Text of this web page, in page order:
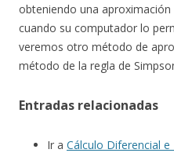
obteniendo una
cuando su computador lo
veremos otro método de
método de la regla de
Entradas relacionadas
Ir a Cálculo Diferencial e